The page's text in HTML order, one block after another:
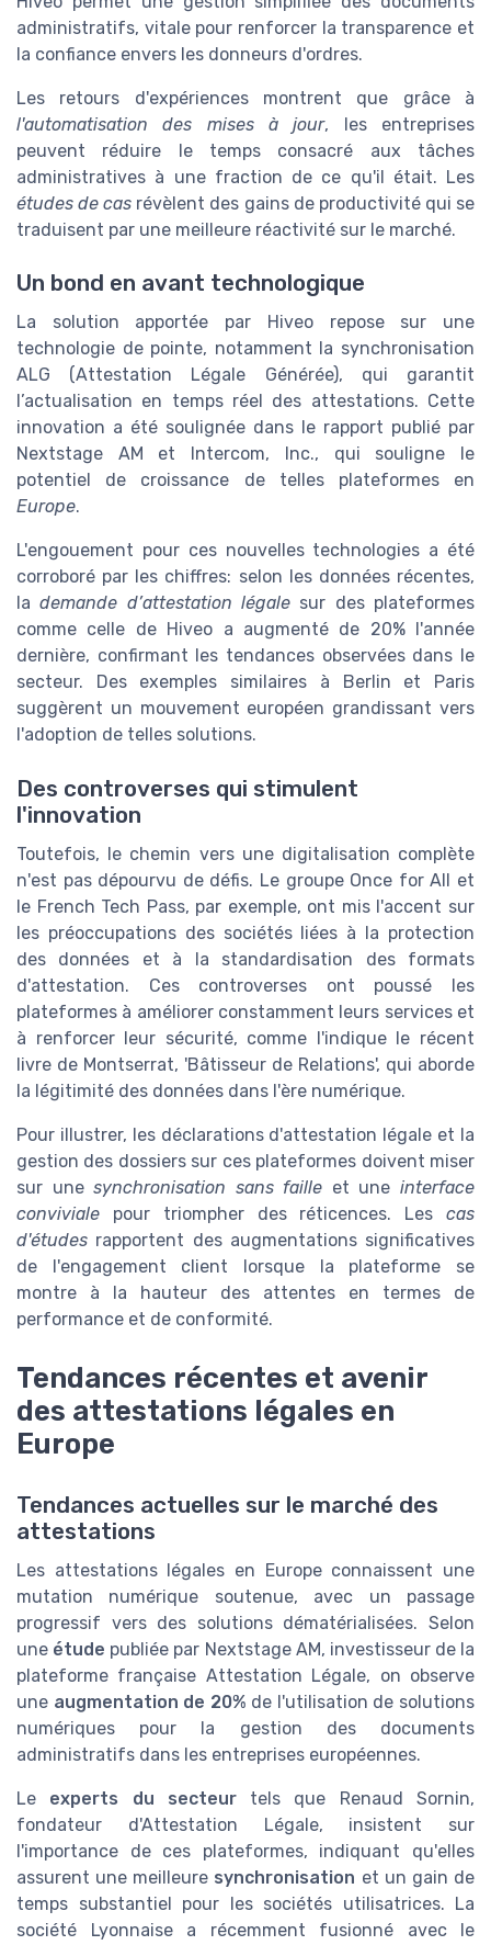
administratifs, vitale pour renforcer la transparence et
la confiance envers les donneurs d'ordres.
Les retours d'expériences montrent que grâce à
l'automatisation des mises à jour, les entreprises
peuvent réduire le temps consacré aux tâches
administratives à une fraction de ce qu'il était. Les
études de cas révèlent des gains de productivité qui se
traduisent par une meilleure réactivité sur le marché.
Un bond en avant technologique
La solution apportée par Hiveo repose sur une
technologie de pointe, notamment la synchronisation
ALG (Attestation Légale Générée), qui garantit
l’actualisation en temps réel des attestations. Cette
innovation a été soulignée dans le rapport publié par
Nextstage AM et Intercom, Inc., qui souligne le
potentiel de croissance de telles plateformes en
Europe.
L'engouement pour ces nouvelles technologies a été
corroboré par les chiffres: selon les données récentes,
lademande d’attestation légale sur des plateformes
comme celle de Hiveo a augmenté de 20% l'année
dernière, confirmant les tendances observées dans le
secteur. Des exemples similaires à Berlin et Paris
suggèrent un mouvement européen grandissant vers
l'adoption de telles solutions.
Des controverses qui stimulent
l'innovation
Toutefois, le chemin vers une digitalisation complète
n'est pas dépourvu de défis. Le groupe Once for All et
le French Tech Pass, par exemple, ont mis l'accent sur
les préoccupations des sociétés liées à la protection
des données et à la standardisation des formats
d'attestation. Ces controverses ont poussé les
plateformes à améliorer constamment leurs services et
à renforcer leur sécurité, comme l'indique le récent
livre de Montserrat, 'Bâtisseur de Relations', qui aborde
la légitimité des données dans l'ère numérique.
Pour illustrer, les déclarations d'attestation légale et la
gestion des dossiers sur ces plateformes doivent miser
sur unesynchronisation sans faille et uneinterface
conviviale pour triompher des réticences. Les cas
d'études rapportent des augmentations significatives
de l'engagement client lorsque la plateforme se
montre à la hauteur des attentes en termes de
performance et de conformité.
Tendances récentes et avenir
des attestations légales en
Europe
Tendances actuelles sur le marché des
attestations
Les attestations légales en Europe connaissent une
mutation numérique soutenue, avec un passage
progressif vers des solutions dématérialisées. Selon
une étude publiée par Nextstage AM, investisseur de la
plateforme française Attestation Légale, on observe
une augmentation de 20% de l'utilisation de solutions
numériques pour la gestion des documents
administratifs dans les entreprises européennes.
Le experts du secteurtels que Renaud Sornin,
fondateur d'Attestation Légale, insistent sur
l'importance de ces plateformes, indiquant qu'elles
assurent une meilleure synchronisation et un gain de
temps substantiel pour les sociétés utilisatrices. La
société Lyonnaise a récemment fusionné avec le